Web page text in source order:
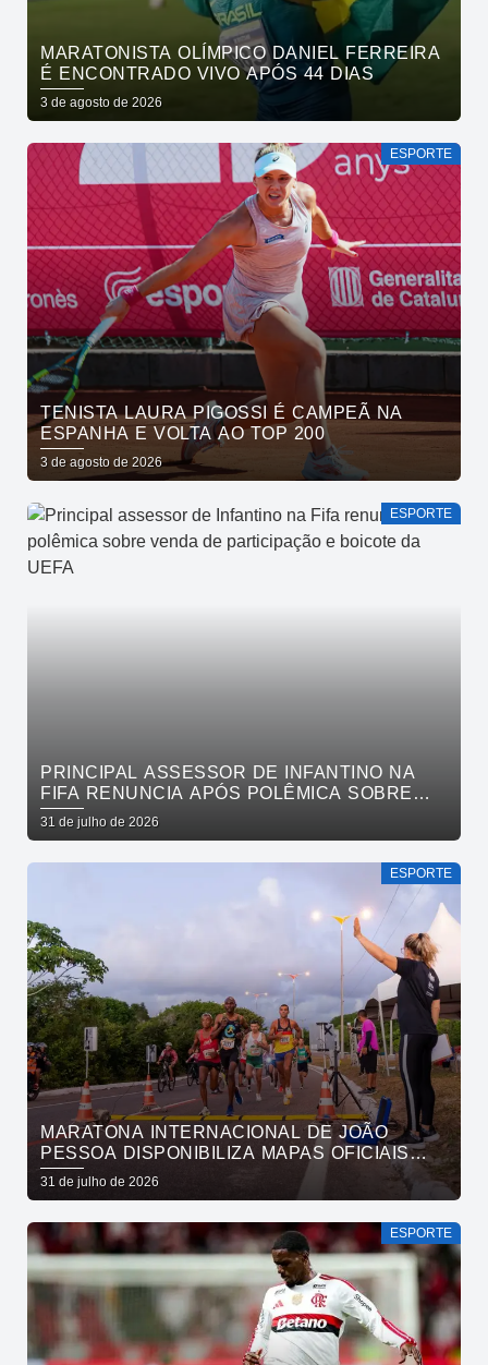
MARATONISTA OLÍMPICO DANIEL FERREIRA
É ENCONTRADO VIVO APÓS 44 DIAS
3 de agosto de 2026
ESPORTE
TENISTA LAURA PIGOSSI É CAMPEÃ NA
ESPANHA E VOLTA AO TOP 200
3 de agosto de 2026
ESPORTE
PRINCIPAL ASSESSOR DE INFANTINO NA
FIFA RENUNCIA APÓS POLÊMICA SOBRE
VENDA DE PARTICIPAÇÃO E BOICOTE DA
UEFA
31 de julho de 2026
ESPORTE
MARATONA INTERNACIONAL DE JOÃO
PESSOA DISPONIBILIZA MAPAS OFICIAIS
DAS PROVAS E ORIENTA ATLETAS SOBRE
TRAJETOS
31 de julho de 2026
ESPORTE